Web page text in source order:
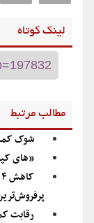
لینک کوتاه
مطالب مرتبط
شوک
«های